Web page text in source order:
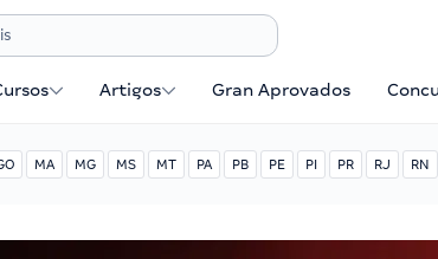
Artigos Gran Aprovados
MA MG MS MT PA PB PE PI PR RJ RN